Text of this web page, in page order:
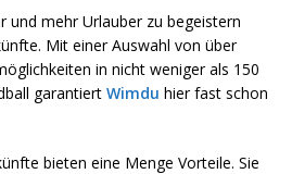
und mehr Urlauber zu begeistern
Mit einer Auswahl von über
in nicht weniger als 150
garantiert Wimdu hier fast schon
bieten eine Menge Vorteile. Sie